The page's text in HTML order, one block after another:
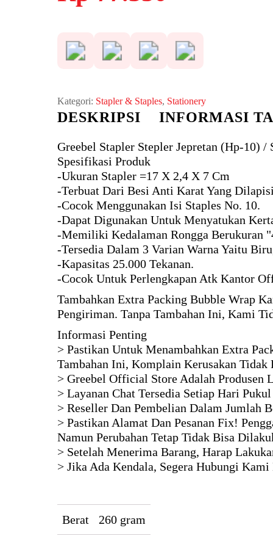
adalah:
Kategori: Stapler & Staples, Stationery
DESKRIPSI INFORMASI
Greebel Stapler Stepler Jepretan (Hp-10) /
Spesifikasi Produk
-Ukuran Stapler =17 X 2,4 X 7 Cm
-Terbuat Dari Besi Anti Karat Yang
-Cocok Menggunakan Isi Staples No. 10.
-Dapat Digunakan Untuk Menyatukan
-Memiliki Kedalaman Rongga Berukuran
-Tersedia Dalam 3 Varian Warna Yaitu
-Kapasitas 25.000 Tekanan.
-Cocok Untuk Perlengkapan Atk Kantor
Tambahkan Extra Packing Bubble Wrap
Pengiriman. Tanpa Tambahan Ini, Kami
Informasi Penting
> Pastikan Untuk Menambahkan Extra
Tambahan Ini, Komplain Kerusakan Tidak
> Greebel Official Store Adalah Produsen
> Layanan Chat Tersedia Setiap Hari
> Reseller Dan Pembelian Dalam Jumlah
> Pastikan Alamat Dan Pesanan Fix!
Namun Perubahan Tetap Tidak Bisa
> Setelah Menerima Barang, Harap
> Jika Ada Kendala, Segera Hubungi
Berat 260 gram